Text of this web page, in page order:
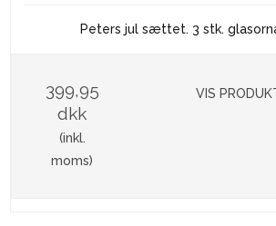
Peters jul sættet. 3 stk.
399,95
dkk
(inkl.
moms)
VIS